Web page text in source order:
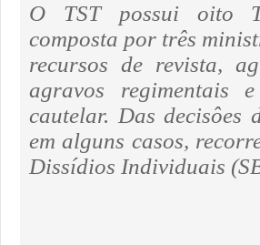
O TST possui oito
composta por três
recursos de revista,
agravos regimentais
cautelar. Das decisôes
em alguns casos,
Dissídios Individuais